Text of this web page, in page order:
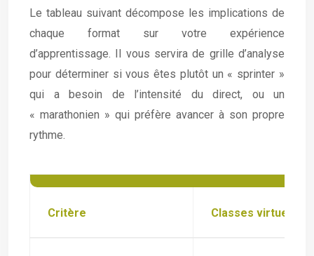
Le tableau suivant décompose les implications de
chaque format sur votre expérience
d’apprentissage. Il vous servira de grille d’analyse
pour déterminer si vous êtes plutôt un « sprinter »
qui a besoin de l’intensité du direct, ou un
« marathonien » qui préfère avancer à son propre
rythme.
Critère Classes virtuelles